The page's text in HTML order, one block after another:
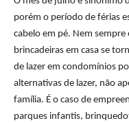
porém o período de férias
cabelo em pé. Nem sempre
brincadeiras em casa se
de lazer em condomínios
alternativas de lazer, não
família. É o caso de
parques infantis,